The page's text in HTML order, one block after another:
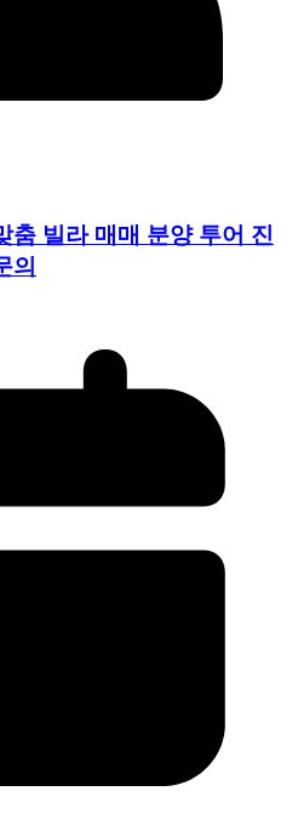
춤 빌라 매매 분양 투어 진
의